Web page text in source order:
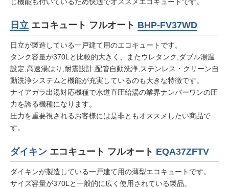
日立 エコキュート フルオート BHP-FV37WD
日立が製造している一戸建て用のエコキュートです。
タンク容量が370Lと比較的大きく、またウレタンク,ダブル湯温
設定,高速湯はり,耐震設計,配管自動洗浄,ステンレス・クリーン自
動洗浄システムと機能が充実しているのも大きな特徴です。
ナイアガラ出湯対応機種で水道直圧給湯の業界ナンバーワンの圧
力を誇る機種になります。
圧力を重要視されるお客様には是非ともオススメしたい商品で
す。
ダイキン エコキュート フルオート EQA37ZFTV
ダイキンが製造している一戸建て用の薄型エコキュートです。
サイズ容量が370Lと一般的に広く使用されている製品。